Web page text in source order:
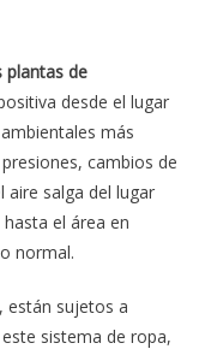
plantas de
desde el lugar
más
cambios de
salga del lugar
el área en
normal.
están sujetos a
sistema de ropa,